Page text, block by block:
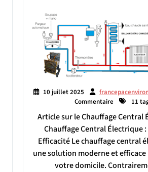
10 juillet 2025
Commentaire
11
Article sur le Chauffage Central
Chauffage Central Électrique
Efficacité Le chauffage central
une solution moderne et
votre domicile.